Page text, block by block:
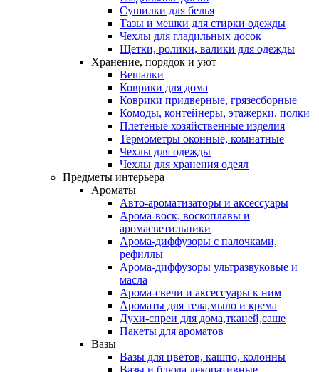
Сушилки для белья
Тазы и мешки для стирки одежды
Чехлы для гладильных досок
Щетки, ролики, валики для одежды
Хранение, порядок и уют
Вешалки
Коврики для дома
Коврики придверные, грязесборные
Комоды, контейнеры, этажерки, полки
Плетеные хозяйственные изделия
Термометры оконные, комнатные
Чехлы для одежды
Чехлы для хранения одеял
Предметы интерьера
Ароматы
Авто-ароматизаторы и аксессуары
Арома-воск, воскоплавы и
аромасветильники
Арома-диффузоры с палочками,
рефиллы
Арома-диффузоры ультразвуковые и
масла
Арома-свечи и аксессуары к ним
Ароматы для тела,мыло и крема
Духи-спреи для дома,тканей,саше
Пакеты для ароматов
Вазы
Вазы для цветов, кашпо, колонны
Вазы и блюда декоративные